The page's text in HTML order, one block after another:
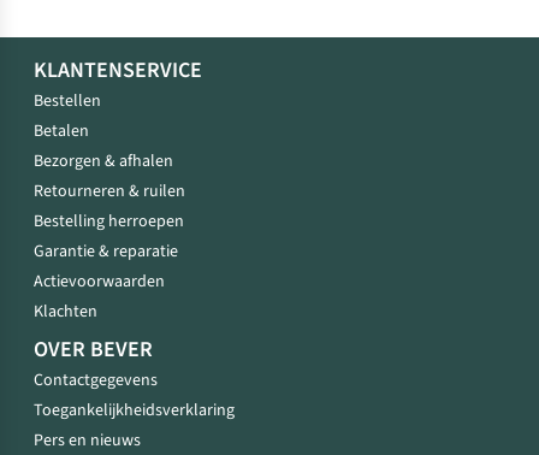
KLANTENSERVICE
Bestellen
Betalen
Bezorgen & afhalen
Retourneren & ruilen
Bestelling herroepen
Garantie & reparatie
Actievoorwaarden
Klachten
OVER BEVER
Contactgegevens
Toegankelijkheidsverklaring
Pers en nieuws